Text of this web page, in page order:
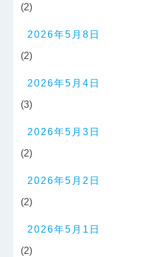
(2)
2026年5月8日
(2)
2026年5月4日
(3)
2026年5月3日
(2)
2026年5月2日
(2)
2026年5月1日
(2)